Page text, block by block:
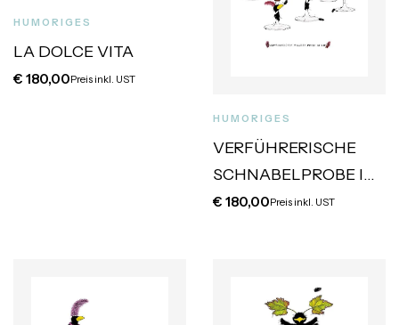
HUMORIGES
LA DOLCE VITA
€ 180,00Preis inkl. UST
HUMORIGES
VERFÜHRERISCHE
SCHNABELPROBE IN
ROT
€ 180,00Preis inkl. UST